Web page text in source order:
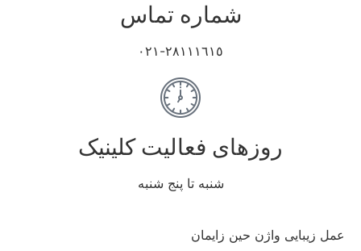
شماره تماس
٢٨١١١٦١٥-٠٢١
روزهای فعالیت کلینیک
شنبه تا پنج شنبه
عمل زیبایی واژن حین زایمان